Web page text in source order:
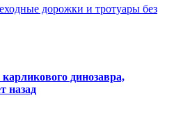
дорожки и тротуары без
динозавра,
назад